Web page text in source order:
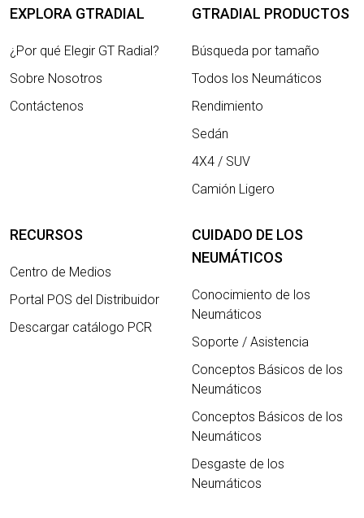
EXPLORA GTRADIAL
¿Por qué Elegir GT Radial?
Sobre Nosotros
Contáctenos
GTRADIAL PRODUCTOS
Búsqueda por tamaño
Todos los Neumáticos
Rendimiento
Sedán
4X4 / SUV
Camión Ligero
RECURSOS
Centro de Medios
Portal POS del Distribuidor
Descargar catálogo PCR
CUIDADO DE LOS
NEUMÁTICOS
Conocimiento de los
Neumáticos
Soporte / Asistencia
Conceptos Básicos de los
Neumáticos
Conceptos Básicos de los
Neumáticos
Desgaste de los
Neumáticos